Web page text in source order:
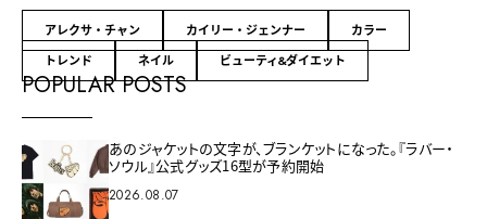
アレクサ・チャン カイリー・ジェンナー
カラー
トレンド
ネイル ビューティ&ダイエット
POPULAR POSTS
あのジャケットの文字が、ブランケットになった。『ラバー・
ソウル』公式グッズ16型が予約開始
2026.08.07